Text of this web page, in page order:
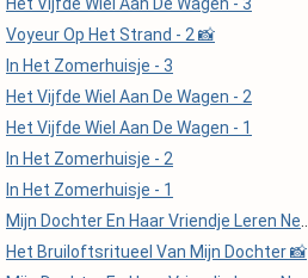
Voyeur Op Het Strand - 2 📸
In Het Zomerhuisje - 3
Het Vijfde Wiel Aan De Wagen - 2
Het Vijfde Wiel Aan De Wagen - 1
In Het Zomerhuisje - 2
In Het Zomerhuisje - 1
Het Bruiloftsritueel Van Mijn Dochter 📸